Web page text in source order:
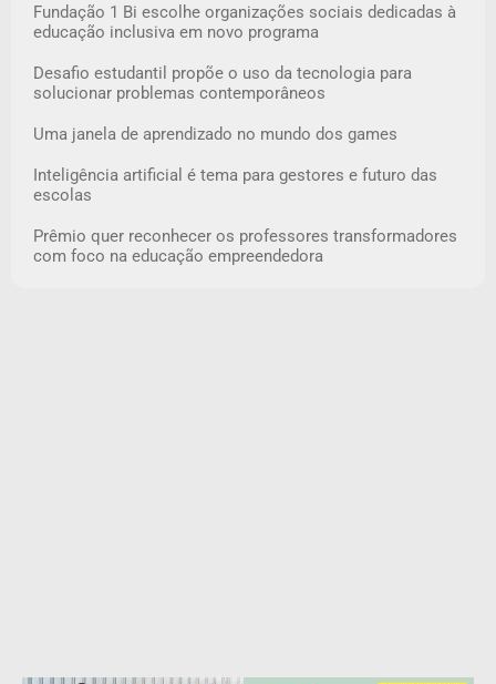
Fundação 1 Bi escolhe organizações sociais dedicadas à
educação inclusiva em novo programa
Desafio estudantil propõe o uso da tecnologia para
solucionar problemas contemporâneos
Uma janela de aprendizado no mundo dos games
Inteligência artificial é tema para gestores e futuro das
escolas
Prêmio quer reconhecer os professores transformadores
com foco na educação empreendedora